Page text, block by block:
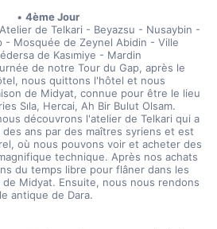
4ème Jour
de Telkari - Beyazsu - Nusaybin -
- Mosquée de Zeynel Abidin - Ville
de Kasımiye - Mardin
de notre Tour du Gap, après le
nous quittons l'hôtel et nous
de Midyat, connue pour être le lieu
Sıla, Hercai, Ah Bir Bulut Olsam.
découvrons l'atelier de Telkari qui a
ans par des maîtres syriens et est
où nous pouvons voir et acheter des
technique. Après nos achats
du temps libre pour flâner dans les
Midyat. Ensuite, nous nous rendons
antique de Dara.